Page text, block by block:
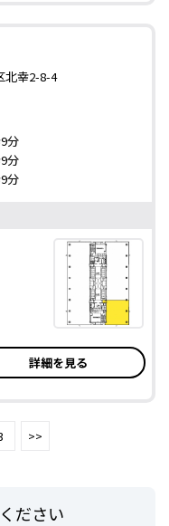
北幸2-8-4
分
分
分
詳細を見る
>>
ださい